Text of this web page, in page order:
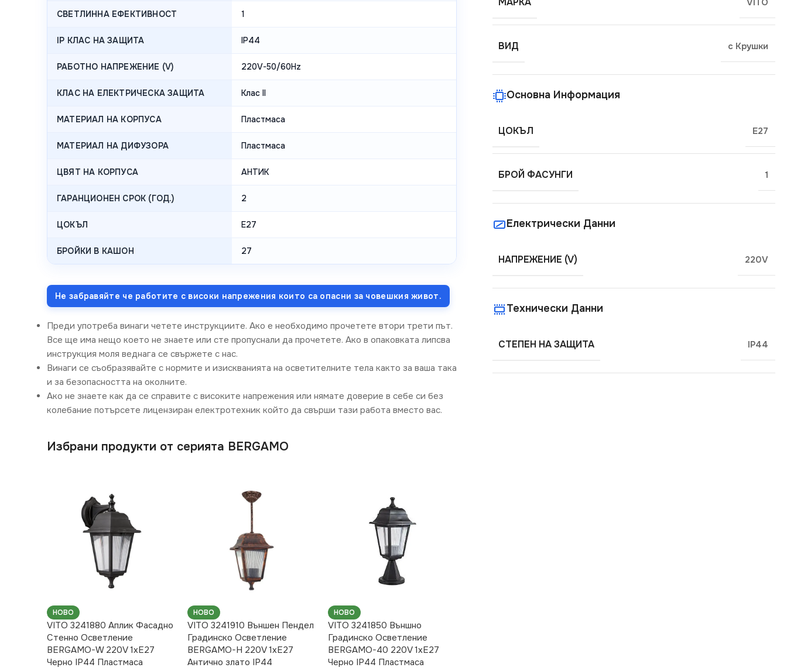
СВЕТЛИННА ЕФЕКТИВНОСТ 1
IP КЛАС НА ЗАЩИТА IP44
РАБОТНО НАПРЕЖЕНИЕ (V) 220V-50/60Hz
КЛАС НА ЕЛЕКТРИЧЕСКА ЗАЩИТА Клас II
МАТЕРИАЛ НА КОРПУСА Пластмаса
МАТЕРИАЛ НА ДИФУЗОРА Пластмаса
ЦВЯТ НА КОРПУСА АНТИК
ГАРАНЦИОНЕН СРОК (ГОД.) 2
ЦОКЪЛ E27
БРОЙКИ В КАШОН 27
Не забравяйте че работите с високи напрежения които са опасни за човешкия живот.
Преди употреба винаги четете инструкциите. Ако е необходимо прочетете втори трети път.
Все ще има нещо което не знаете или сте пропуснали да прочетете. Ако в опаковката липсва
инструкция моля веднага се свържете с нас.
Винаги се съобразявайте с нормите и изискванията на осветителните тела както за ваша така
и за безопасността на околните.
Ако не знаете как да се справите с високите напрежения или нямате доверие в себе си без
колебание потърсете лицензиран електротехник който да свърши тази работа вместо вас.
Избрани продукти от серията BERGAMO
НОВО
VITO 3241880 Аплик Фасадно
Стенно Осветление
BERGAMO-W 220V 1xE27
Черно IP44 Пластмаса
НОВО
VITO 3241910 Външен Пендел
Градинско Осветление
BERGAMO-H 220V 1xE27
Антично злато IP44
НОВО
VITO 3241850 Външно
Градинско Осветление
BERGAMO-40 220V 1xE27
Черно IP44 Пластмаса
ВИД с Крушки
Основна Информация
ЦОКЪЛ E27
БРОЙ ФАСУНГИ 1
Електрически Данни
НАПРЕЖЕНИЕ (V) 220V
Технически Данни
СТЕПЕН НА ЗАЩИТА IP44